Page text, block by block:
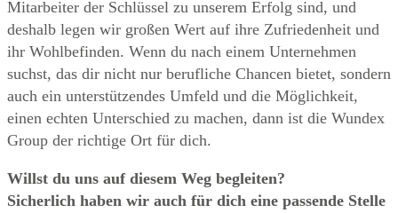
Mitarbeiter der Schlüssel zu unserem Erfolg sind, und
deshalb legen wir großen Wert auf ihre Zufriedenheit und
ihr Wohlbefinden. Wenn du nach einem Unternehmen
suchst, das dir nicht nur berufliche Chancen bietet, sondern
auch ein unterstützendes Umfeld und die Möglichkeit,
einen echten Unterschied zu machen, dann ist die Wundex
Group der richtige Ort für dich.
Willst du uns auf diesem Weg begleiten?
Sicherlich haben wir auch für dich eine passende Stelle